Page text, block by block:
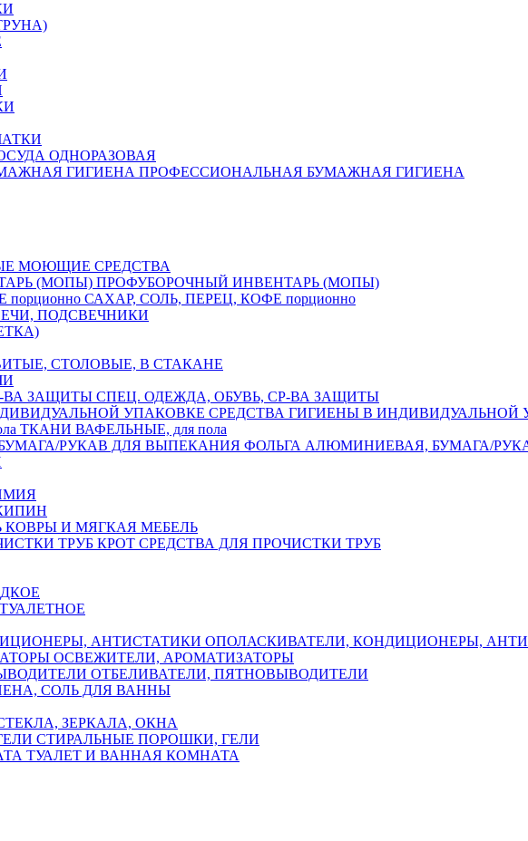
ОДНОРАЗОВАЯ
ПРОФЕССИОНАЛЬНАЯ БУМАЖНАЯ ГИГИЕНА
МОЮЩИЕ СРЕДСТВА
ПРОФУБОРОЧНЫЙ ИНВЕНТАРЬ (МОПЫ)
САХАР, СОЛЬ, ПЕРЕЦ, КОФЕ порционно
ПОДСВЕЧНИКИ
СТОЛОВЫЕ, В СТАКАНЕ
СПЕЦ. ОДЕЖДА, ОБУВЬ, СР-ВА ЗАЩИТЫ
СРЕДСТВА ГИГИЕНЫ В ИНДИВИДУАЛЬНОЙ
ТКАНИ ВАФЕЛЬНЫЕ, для пола
ФОЛЬГА АЛЮМИНИЕВАЯ, БУМАГА/
КОВРЫ И МЯГКАЯ МЕБЕЛЬ
КРОТ СРЕДСТВА ДЛЯ ПРОЧИСТКИ ТРУБ
ОПОЛАСКИВАТЕЛИ, КОНДИЦИОНЕРЫ,
ОСВЕЖИТЕЛИ, АРОМАТИЗАТОРЫ
ОТБЕЛИВАТЕЛИ, ПЯТНОВЫВОДИТЕЛИ
СОЛЬ ДЛЯ ВАННЫ
ЗЕРКАЛА, ОКНА
СТИРАЛЬНЫЕ ПОРОШКИ, ГЕЛИ
ТУАЛЕТ И ВАННАЯ КОМНАТА